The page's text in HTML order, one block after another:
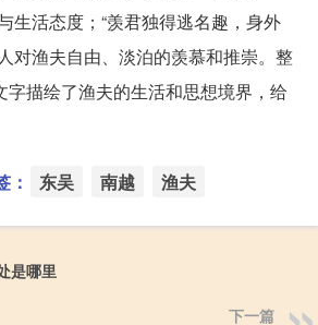
生活态度；“羡君独得逃名趣，身外
对渔夫自由、淡泊的羡慕和推崇。整
字描绘了渔夫的生活和思想境界，给
： 东吴 南越 渔夫
是哪里
下一篇